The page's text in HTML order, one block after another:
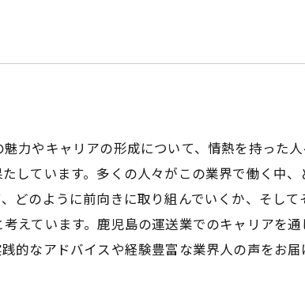
力やキャリアの形成について、情熱を持った
しています。多くの人々がこの業界で働く中、
どのように前向きに取り組んでいくか、そして
えています。鹿児島の運送業でのキャリアを通
的なアドバイスや経験豊富な業界人の声をお届